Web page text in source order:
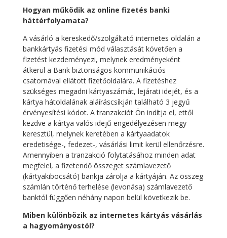
Hogyan működik az online fizetés banki
háttérfolyamata?
A vásárló a kereskedő/szolgáltató internetes oldalán a
bankkártyás fizetési mód választását követően a
fizetést kezdeményezi, melynek eredményeként
átkerül a Bank biztonságos kommunikációs
csatornával ellátott fizetőoldalára. A fizetéshez
szükséges megadni kártyaszámát, lejárati idejét, és a
kártya hátoldalának aláíráscsíkján található 3 jegyű
érvényesítési kódot. A tranzakciót Ön indítja el, ettől
kezdve a kártya valós idejű engedélyezésen megy
keresztül, melynek keretében a kártyaadatok
eredetisége-, fedezet-, vásárlási limit kerül ellenőrzésre.
Amennyiben a tranzakció folytatásához minden adat
megfelel, a fizetendő összeget számlavezető
(kártyakibocsátó) bankja zárolja a kártyáján. Az összeg
számlán történő terhelése (levonása) számlavezető
banktól függően néhány napon belül következik be.
Miben különbözik az internetes kártyás vásárlás
a hagyományostól?